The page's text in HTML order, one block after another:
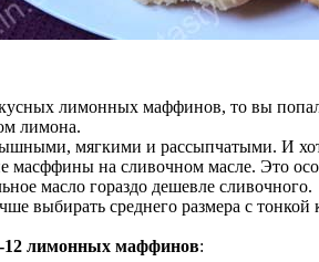
лимонных маффинов, то вы
лимона.
мягкими и рассыпчатыми. И хотя
масффины на сливочном масле. Это
масло гораздо дешевле сливочного.
выбирать среднего размера с
лимонных маффинов: